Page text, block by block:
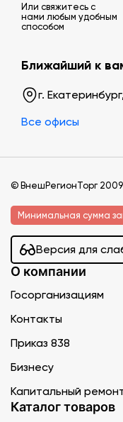
Или свяжитесь c
нами любым удобным
способом
Ближайший к
г.
Все офисы
© ВнешРегионТорг
Минимальная сумма
Версия для
О компании
Госорганизациям
Контакты
Приказ 838
Бизнесу
Капитальный
Каталог товаров